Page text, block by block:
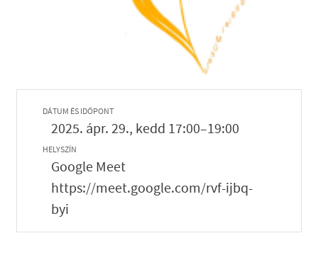
DÁTUM ÉS IDŐPONT
2025. ápr. 29., kedd 17:00–19:00
HELYSZÍN
Google Meet
https://meet.google.com/rvf-ijbq-
byi